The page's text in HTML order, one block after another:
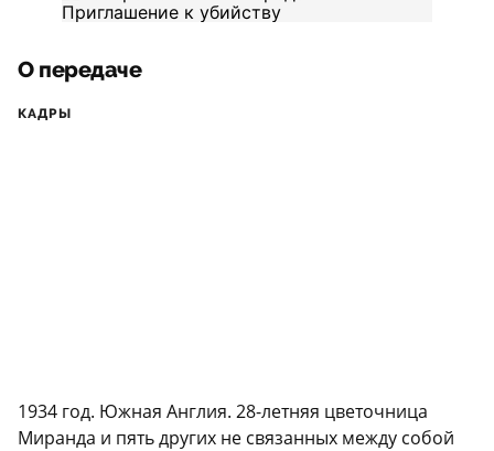
О передаче
КАДРЫ
1934 год. Южная Англия. 28-летняя цветочница
Миранда и пять других не связанных между собой